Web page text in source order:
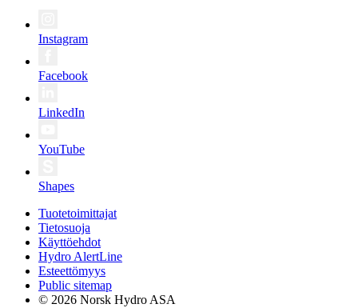
Instagram
Facebook
LinkedIn
YouTube
Shapes
Tuotetoimittajat
Tietosuoja
Käyttöehdot
Hydro AlertLine
Esteettömyys
Public sitemap
© 2026 Norsk Hydro ASA